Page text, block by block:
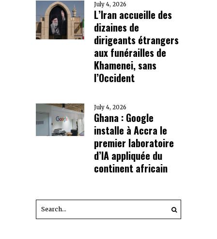
July 4, 2026
L’Iran accueille des
dizaines de
dirigeants étrangers
aux funérailles de
Khamenei, sans
l’Occident
July 4, 2026
Ghana : Google
installe à Accra le
premier laboratoire
d’IA appliquée du
continent africain